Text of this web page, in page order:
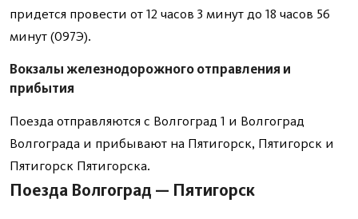
придется провести от 12 часов 3 минут до 18 часов 56
минут (097Э).
Вокзалы железнодорожного отправления и
прибытия
Поезда отправляются с Волгоград 1 и Волгоград
Волгограда и прибывают на Пятигорск, Пятигорск и
Пятигорск Пятигорска.
Поезда Волгоград — Пятигорск